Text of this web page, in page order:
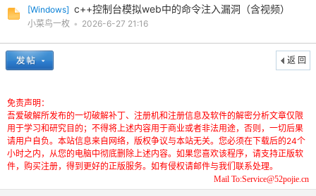
[Windows] c++控制台模拟web中的命令注入漏洞（含视频）
小菜鸟一枚 • 2026-6-27 21:16
返 回
免责声明：
吾爱破解所发布的一切破解补丁、注册机和注册信息及软件的解密分析文章仅限
用于学习和研究目的；不得将上述内容用于商业或者非法用途，否则，一切后果
请用户自负。本站信息来自网络，版权争议与本站无关。您必须在下载后的24个
小时之内，从您的电脑中彻底删除上述内容。如果您喜欢该程序，请支持正版软
件，购买注册，得到更好的正版服务。如有侵权请邮件与我们联系处理。
Mail To:Service@52pojie.cn